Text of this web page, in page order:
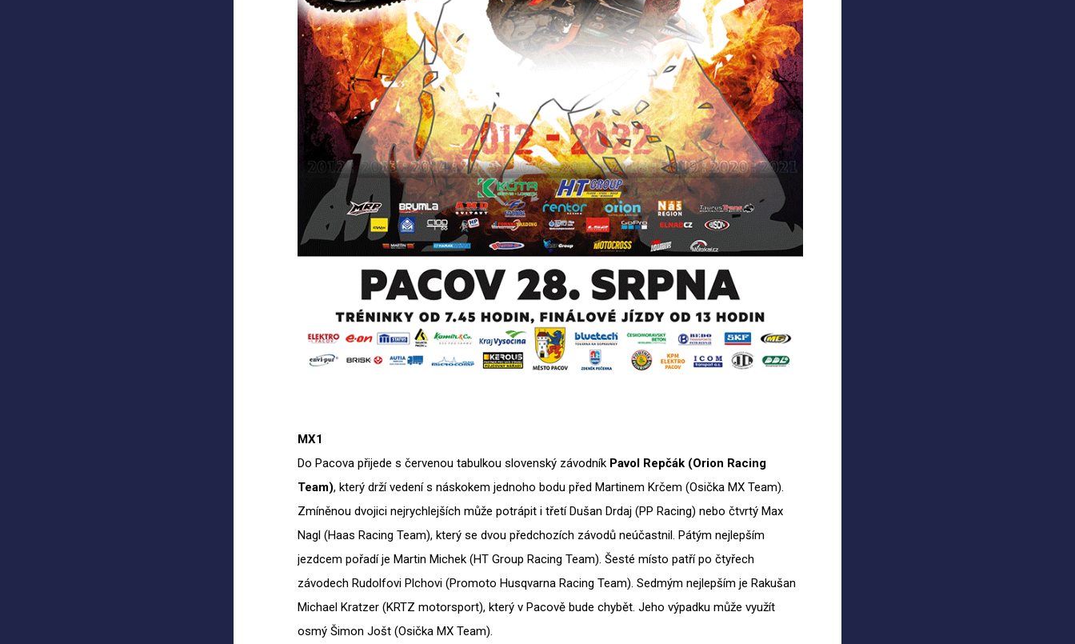
MX1
Do Pacova přijede s červenou tabulkou slovenský závodník Pavol Repčák (Orion Racing
Team), který drží vedení s náskokem jednoho bodu před Martinem Krčem (Osička MX Team).
Zmíněnou dvojici nejrychlejších může potrápit i třetí Dušan Drdaj (PP Racing) nebo čtvrtý Max
Nagl (Haas Racing Team), který se dvou předchozích závodů neúčastnil. Pátým nejlepším
jezdcem pořadí je Martin Michek (HT Group Racing Team). Šesté místo patří po čtyřech
závodech Rudolfovi Plchovi (Promoto Husqvarna Racing Team). Sedmým nejlepším je Rakušan
Michael Kratzer (KRTZ motorsport), který v Pacově bude chybět. Jeho výpadku může využít
osmý Šimon Jošt (Osička MX Team).